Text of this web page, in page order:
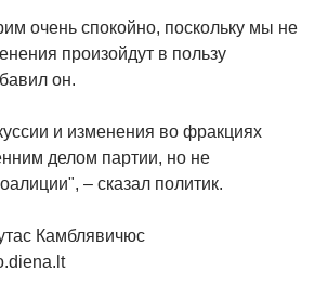
очень спокойно, поскольку мы не
произойдут в пользу
он.
и изменения во фракциях
делом партии, но не
– сказал политик.
Камблявичюс